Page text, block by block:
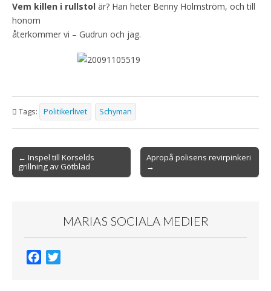
Vem killen i rullstol är? Han heter Benny Holmström, och till
honom
återkommer vi – Gudrun och jag.
Tags: Politikerlivet Schyman
Post
navigation
← Inspel till Korselds
grillning av Götblad
Apropå polisens revirpinkeri
→
MARIAS SOCIALA MEDIER